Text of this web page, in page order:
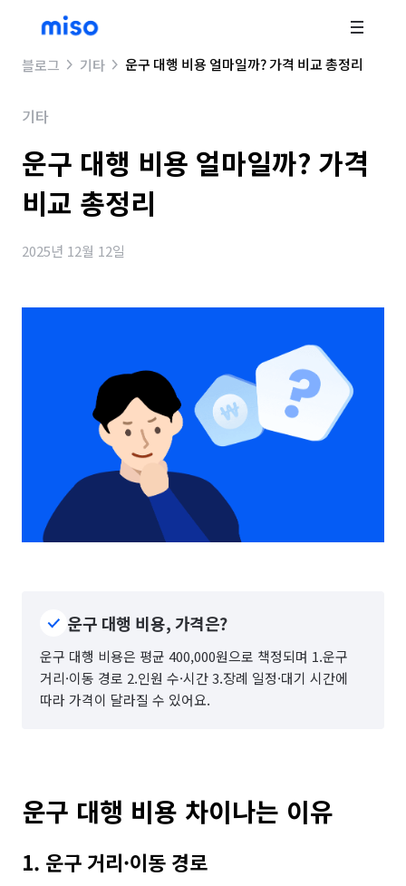
블로그 기타 운구 대행 비용 얼마일까? 가격 비교 총정리
기타
운구 대행 비용 얼마일까? 가격
비교 총정리
2025년 12월 12일
운구 대행 비용, 가격은?
운구 대행 비용은 평균 400,000원으로 책정되며 1.운구
거리·이동 경로 2.인원 수·시간 3.장례 일정·대기 시간에
따라 가격이 달라질 수 있어요.
운구 대행 비용 차이나는 이유
1. 운구 거리·이동 경로